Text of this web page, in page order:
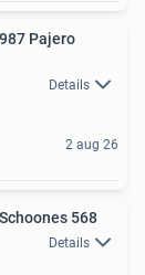
Pajero
Details
2 aug 26
568
Details